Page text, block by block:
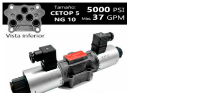
Agregar
a la
Lista de
deseos